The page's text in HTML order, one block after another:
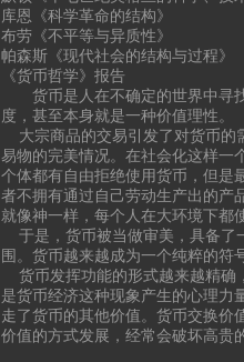
库恩《科学革命的结构》
布劳《不平等与异质性》
帕森斯《现代社会的结构与过程》
《货币哲学》报告
货币是人在不确定的世界中寻找
度，甚至本身就是一种价值理性。
大宗商品的交易引发了对货币的
易物的完美情况。在社会化这样一
个体都有自由拒绝使用货币，但是
者不拥有通过自己劳动生产出的产
就像神一样，每个人在大环境下都
于是，货币被当做审美，具备了
围。货币越来越成为一个纯粹的符
货币发挥功能的形式越来越精确
是货币经济这种现象产生的心理力
走了货币的其他价值。货币交换价
价值的方式发展，经常会破坏高贵